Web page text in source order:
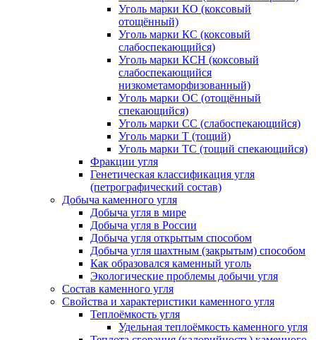
Уголь марки КО (коксовый
отощённый)
Уголь марки КС (коксовый
слабоспекающийся)
Уголь марки КСН (коксовый
слабоспекающийся
низкометаморфизованный)
Уголь марки ОС (отощённый
спекающийся)
Уголь марки СС (слабоспекающийся)
Уголь марки Т (тощий)
Уголь марки ТС (тощий спекающийся)
Фракции угля
Генетическая классификация угля
(петрографический состав)
Добыча каменного угля
Добыча угля в мире
Добыча угля в России
Добыча угля открытым способом
Добыча угля шахтным (закрытым) способом
Как образовался каменный уголь
Экологические проблемы добычи угля
Состав каменного угля
Свойства и характеристики каменного угля
Теплоёмкость угля
Удельная теплоёмкость каменного угля